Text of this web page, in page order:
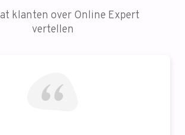
klanten over Online Expert
vertellen